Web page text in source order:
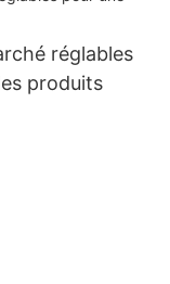
réglables
produits